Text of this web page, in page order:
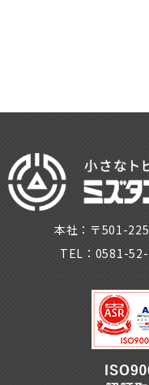
本社：〒501-
TEL：0581-